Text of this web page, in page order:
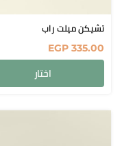
تشيكن ميلت راب
EGP 335.00
اختار